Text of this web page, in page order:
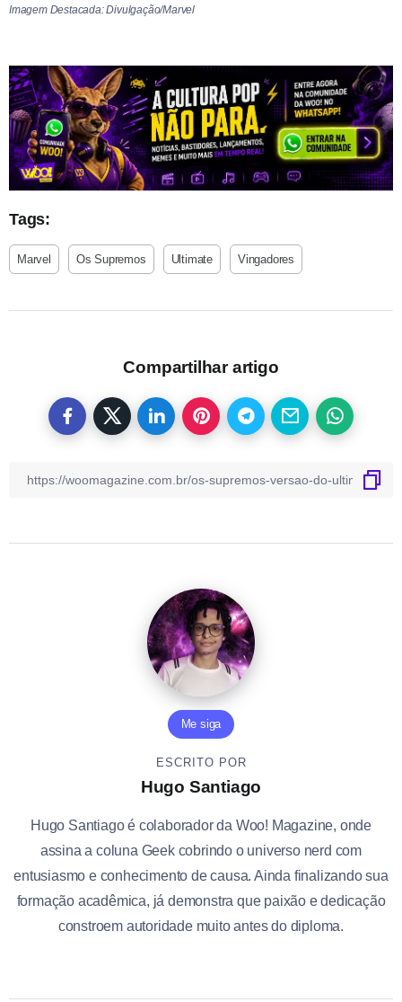
Imagem Destacada: Divulgação/Marvel
Tags:
Marvel Os Supremos Ultimate Vingadores
Compartilhar artigo
Me siga
ESCRITO POR
Hugo Santiago
Hugo Santiago é colaborador da Woo! Magazine, onde
assina a coluna Geek cobrindo o universo nerd com
entusiasmo e conhecimento de causa. Ainda finalizando sua
formação acadêmica, já demonstra que paixão e dedicação
constroem autoridade muito antes do diploma.